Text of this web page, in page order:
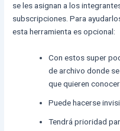
se les asignan a los
subscripciones. Para
esta herramienta es opcional:
Con estos super
de archivo donde
que quieren
Puede hacerse
Tendrá prioridad